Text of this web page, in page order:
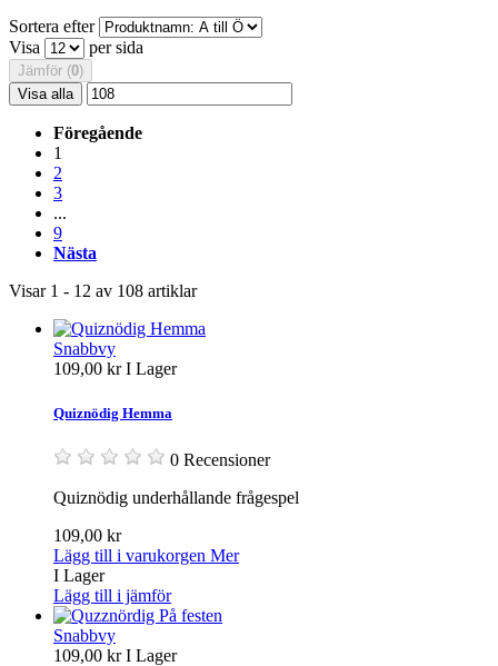
Sortera efter
Visa
per sida
Jämför (0)
Visa alla
Föregående
1
2
3
...
9
Nästa
Visar 1 - 12 av 108 artiklar
Snabbvy
109,00 krI Lager
Quiznödig Hemma
0 Recensioner
Quiznödig underhållande frågespel
109,00 kr
Lägg till i varukorgen Mer
I Lager
Lägg till i jämför
Snabbvy
109,00 krI Lager